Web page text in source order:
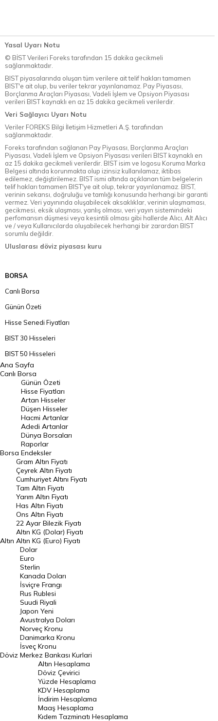
Yasal Uyarı Notu
© BİST Verileri Foreks tarafından 15 dakika gecikmeli
sağlanmaktadır.
BIST piyasalarında oluşan tüm verilere ait telif hakları tamamen
BIST'e ait olup, bu veriler tekrar yayınlanamaz. Pay Piyasası,
Borçlanma Araçları Piyasası, Vadeli İşlem ve Opsiyon Piyasası
verileri BIST kaynaklı en az 15 dakika gecikmeli verilerdir.
Veri Sağlayıcı Uyarı Notu
Veriler FOREKS Bilgi İletişim Hizmetleri A.Ş. tarafından
sağlanmaktadır.
Foreks tarafından sağlanan Pay Piyasası, Borçlanma Araçları
Piyasası, Vadeli İşlem ve Opsiyon Piyasası verileri BIST kaynaklı en
az 15 dakika gecikmeli verilerdir. BIST isim ve logosu Koruma Marka
Belgesi altında korunmakta olup izinsiz kullanılamaz, iktibas
edilemez, değiştirilemez. BIST ismi altında açıklanan tüm belgelerin
telif hakları tamamen BIST'ye ait olup, tekrar yayınlanamaz. BIST,
verinin sekansı, doğruluğu ve tamlığı konusunda herhangi bir garanti
vermez. Veri yayınında oluşabilecek aksaklıklar, verinin ulaşmaması,
gecikmesi, eksik ulaşması, yanlış olması, veri yayın sistemindeki
perfomansın düşmesi veya kesintili olması gibi hallerde Alıcı, Alt Alıcı
ve / veya Kullanıcılarda oluşabilecek herhangi bir zarardan BIST
sorumlu değildir.
Uluslarası döviz piyasası kuru
BORSA
Canlı Borsa
Günün Özeti
Hisse Senedi Fiyatları
BIST 30 Hisseleri
BIST 50 Hisseleri
BIST 100 Hisseleri
En Çok Artan Hisseler
En Çok Düşen Hisseler
Hacmi Artanlar
Geçmiş Kapanışlar
Dünya Borsaları
Raporlar
Endeksler
DÖVİZ
Döviz Kuru
Dolar Kuru
Euro Kuru
Pound Kuru
Frank Kuru
Riyal Kuru
Avustralya Doları
Danimarka Kronu Kuru
Kanada Doları Kuru
Norveç Kronu Kuru
İsveç Kronu Kuru
Japon Yeni Kuru
Serbest Piyasa Döviz Kurları
Merkez Bankası Döviz Kurları
Ana Sayfa
Canlı Borsa
Borsa
Günün Özeti
Hisse Fiyatları
Artan Hisseler
Düşen Hisseler
Hacmi Artanlar
Adedi Artanlar
Dünya Borsaları
Raporlar
Endeksler
Altın
Gram Altın Fiyatı
Çeyrek Altın Fiyatı
Cumhuriyet Altını Fiyatı
Tam Altın Fiyatı
Yarım Altın Fiyatı
Has Altın Fiyatı
Ons Altın Fiyatı
22 Ayar Bilezik Fiyatı
Altın KG (Dolar) Fiyatı
Altın KG (Euro) Fiyatı
Döviz
Dolar
Euro
Sterlin
Kanada Doları
İsviçre Frangı
Rus Rublesi
Suudi Riyali
Japon Yeni
Avustralya Doları
Norveç Kronu
Danimarka Kronu
İsveç Kronu
Merkez Bankası Kurlari
Altın Hesaplama
Döviz Çevirici
Yüzde Hesaplama
KDV Hesaplama
İndirim Hesaplama
Maaş Hesaplama
Kıdem Tazminatı Hesaplama